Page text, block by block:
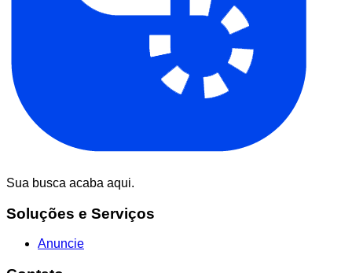
Sua busca acaba aqui.
Soluções e Serviços
Anuncie